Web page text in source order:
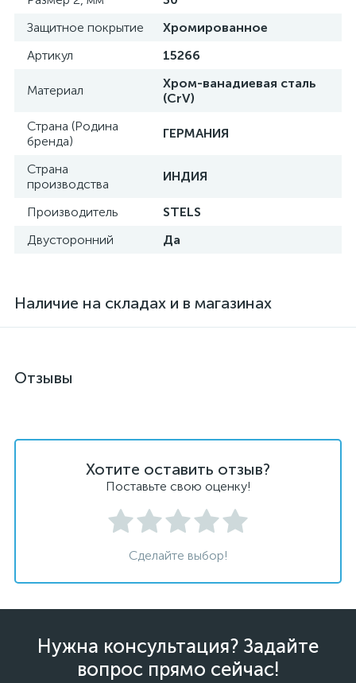
Защитное покрытие
Хромированное
Артикул
15266
Материал
Хром-ванадиевая сталь
(CrV)
Страна (Родина
бренда)
ГЕРМАНИЯ
Страна
производства
ИНДИЯ
Производитель
STELS
Двусторонний
Да
Наличие на складах и в магазинах
Отзывы
Хотите оставить отзыв?
Поставьте свою оценку!
Сделайте выбор!
Нужна консультация? Задайте
вопрос прямо сейчас!